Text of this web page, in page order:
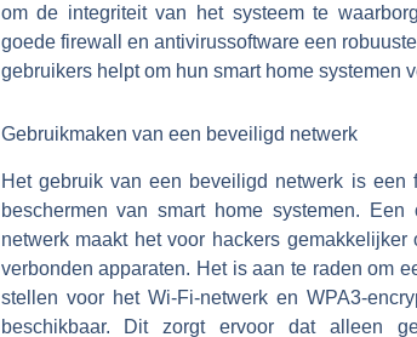
om de integriteit van het systeem te
goede firewall en antivirussoftware een
gebruikers helpt om hun smart home systemen
Gebruikmaken van een beveiligd netwerk
Het gebruik van een beveiligd netwerk is een
beschermen van smart home systemen. Een
netwerk maakt het voor hackers
verbonden apparaten. Het is aan te raden om
stellen voor het Wi-Fi-netwerk en WPA3-
beschikbaar. Dit zorgt ervoor dat alleen